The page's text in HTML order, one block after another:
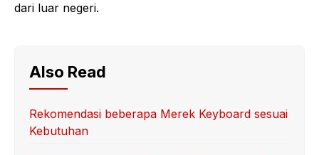
dari luar negeri.
Also Read
Rekomendasi beberapa Merek Keyboard sesuai
Kebutuhan